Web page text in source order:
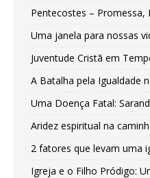
Pentecostes – Promessa,
Uma janela para nossas
Juventude Cristã em
A Batalha pela Igualdade
Uma Doença Fatal:
Aridez espiritual na
2 fatores que levam uma
Igreja e o Filho Pródigo: